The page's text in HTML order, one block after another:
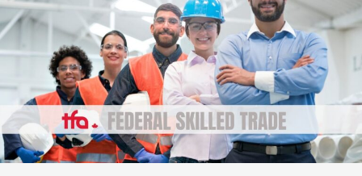
TRADES
PROGRAM